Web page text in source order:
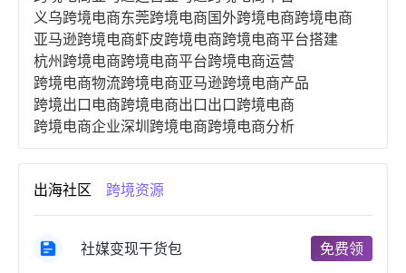
义乌跨境电商东莞跨境电商国外跨境电商跨境电商
亚马逊跨境电商虾皮跨境电商跨境电商平台搭建
杭州跨境电商跨境电商平台跨境电商运营
跨境电商物流跨境电商亚马逊跨境电商产品
跨境出口电商跨境电商出口出口跨境电商
跨境电商企业深圳跨境电商跨境电商分析
进口跨境电商跨境电商服务广州跨境电商
跨境电商市场跨境电商创业跨境电商注册
跨境电商开店跨境电商营销
跨境电商商品个人跨境电商跨境电商案例
郑州跨境电商跨境电商趋势
出海社区 跨境资源
社媒变现干货包 免费领